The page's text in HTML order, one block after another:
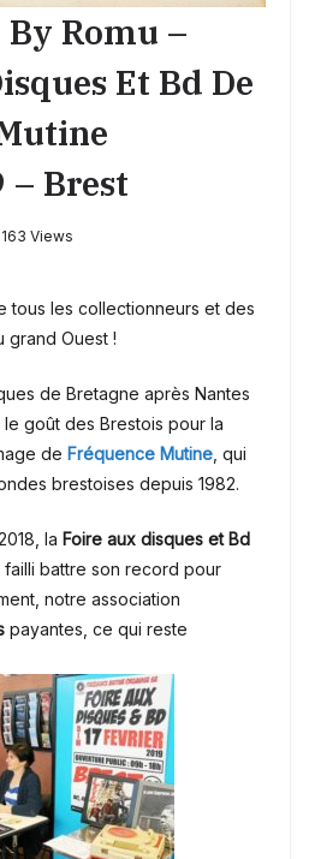
Romu –
Et Bd De
– Brest
163 Views
tous les collectionneurs et des
grand Ouest !
de Bretagne après Nantes
goût des Brestois pour la
de Fréquence Mutine , qui
brestoises depuis 1982.
la Foire aux disques et Bd
failli battre son record pour
notre association
payantes, ce qui reste